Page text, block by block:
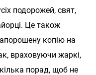
подорожей, свят,
Це також
копію на
враховуючи жаркі,
порад, щоб не